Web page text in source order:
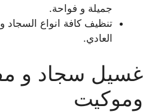
جميلة و فواحة.
تنظيف كافة انواع السجاد
العادي.
غسيل سجاد و
وموكيت